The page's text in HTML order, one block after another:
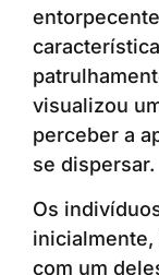
visualizou
perceber a
se dispersar.
Os
com um